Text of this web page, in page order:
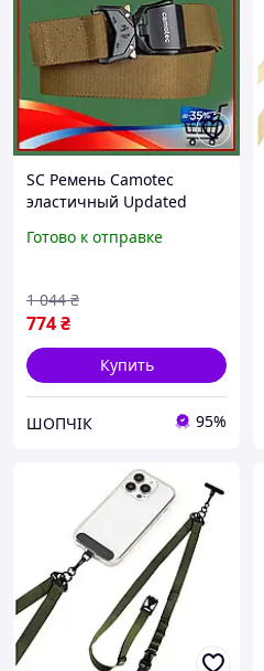
SC Ремень Camotec
эластичный Updated
повседневного
металлическ CH2_99K
Готово к отправке
774₴
1 044 ₴
Купить
ШОПЧІК 95%